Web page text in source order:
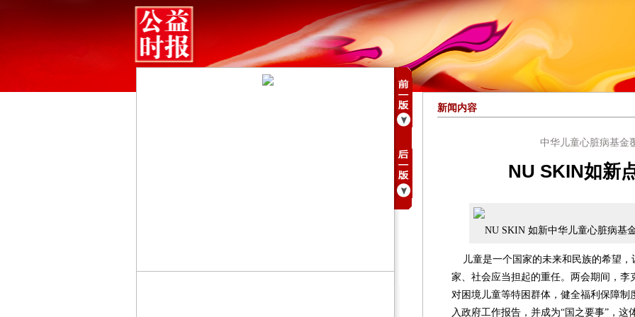
新闻内容
中华儿童心脏病基金
NU SKIN如新
NU SKIN 如新中华儿童心脏病基
儿童是一个国家的未来和民族的希望，
家、社会应当担起的重任。两会期间，
对困境儿童等特困群体，健全福利保障
入政府工作报告，并成为“国之要事”，